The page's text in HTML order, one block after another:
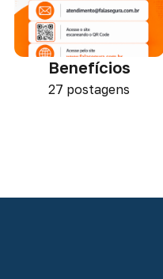
Benefícios
27 postagens